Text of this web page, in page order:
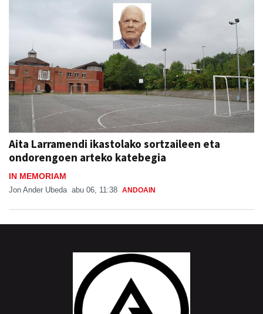
Aita Larramendi ikastolako sortzaileen eta
ondorengoen arteko katebegia
IN MEMORIAM
Jon Ander Ubeda abu 06, 11:38 ANDOAIN